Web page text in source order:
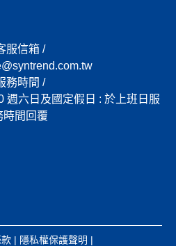
服信箱 /
務時間 /
週六日及國定假日 : 於上班日服
時間回覆
| 隱私權保護聲明 |